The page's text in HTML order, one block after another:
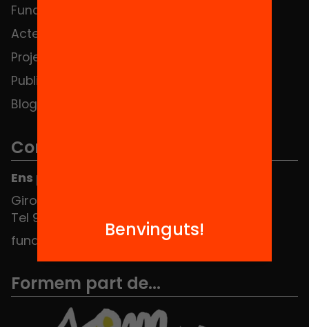
Fundació
Actes
Projectes
Publicacions i vídeos
Blog
Contacte
Ens pots trobar al Hub Social
Girona 34, interior 08010 Barcelona
Tel 934 588 700
fundacio@equitat.org
Formem part de...
Benvinguts!